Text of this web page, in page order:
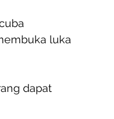
luka
dapat